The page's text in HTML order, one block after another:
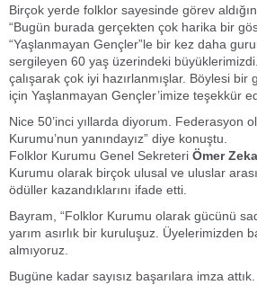
Birçok yerde folklor sayesinde görev
“Bugün burada gerçekten çok harika bir
“Yaşlanmayan Gençler”le bir kez daha
sergileyen 60 yaş üzerindeki
çalışarak çok iyi hazırlanmışlar. Böylesi bir
için Yaşlanmayan Gençler’imize teşekkür
Nice 50’inci yıllarda diyorum. Federasyon
Kurumu’nun yanındayız” diye konuştu.
Folklor Kurumu Genel Sekreteri Ömer
Kurumu olarak birçok ulusal ve uluslar
ödüller kazandıklarını ifade etti.
Bayram, “Folklor Kurumu olarak gücünü
yarım asırlık bir kuruluşuz. Üyelerimizden
almıyoruz.
Bugüne kadar sayısız başarılara imza